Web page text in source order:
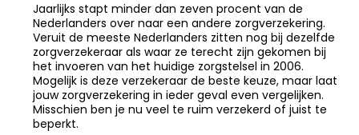
Jaarlijks stapt minder dan zeven procent van de
Nederlanders over naar een andere zorgverzekering.
Veruit de meeste Nederlanders zitten nog bij dezelfde
zorgverzekeraar als waar ze terecht zijn gekomen bij
het invoeren van het huidige zorgstelsel in 2006.
Mogelijk is deze verzekeraar de beste keuze, maar laat
jouw zorgverzekering in ieder geval even vergelijken.
Misschien ben je nu veel te ruim verzekerd of juist te
beperkt.